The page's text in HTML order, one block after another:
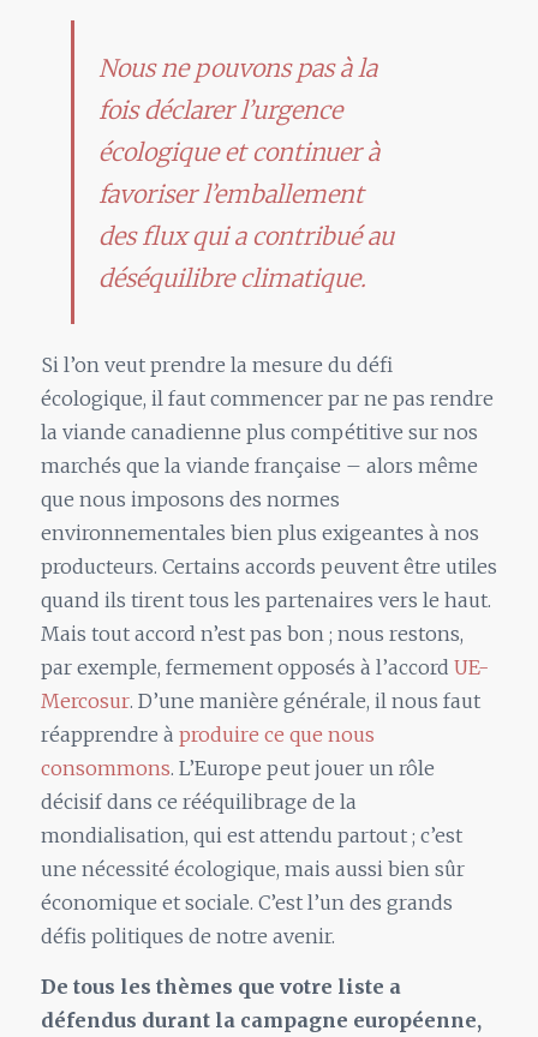
Nous ne pouvons pas à la
fois déclarer l’urgence
écologique et continuer à
favoriser l’emballement
des flux qui a contribué au
déséquilibre climatique.
Si l’on veut prendre la mesure du défi
écologique, il faut commencer par ne pas rendre
la viande canadienne plus compétitive sur nos
marchés que la viande française – alors même
que nous imposons des normes
environnementales bien plus exigeantes à nos
producteurs. Certains accords peuvent être utiles
quand ils tirent tous les partenaires vers le haut.
Mais tout accord n’est pas bon ; nous restons,
par exemple, fermement opposés à l’accord UE-
Mercosur. D’une manière générale, il nous faut
réapprendre à produire ce que nous
consommons. L’Europe peut jouer un rôle
décisif dans ce rééquilibrage de la
mondialisation, qui est attendu partout ; c’est
une nécessité écologique, mais aussi bien sûr
économique et sociale. C’est l’un des grands
défis politiques de notre avenir.
De tous les thèmes que votre liste a
défendus durant la campagne européenne,